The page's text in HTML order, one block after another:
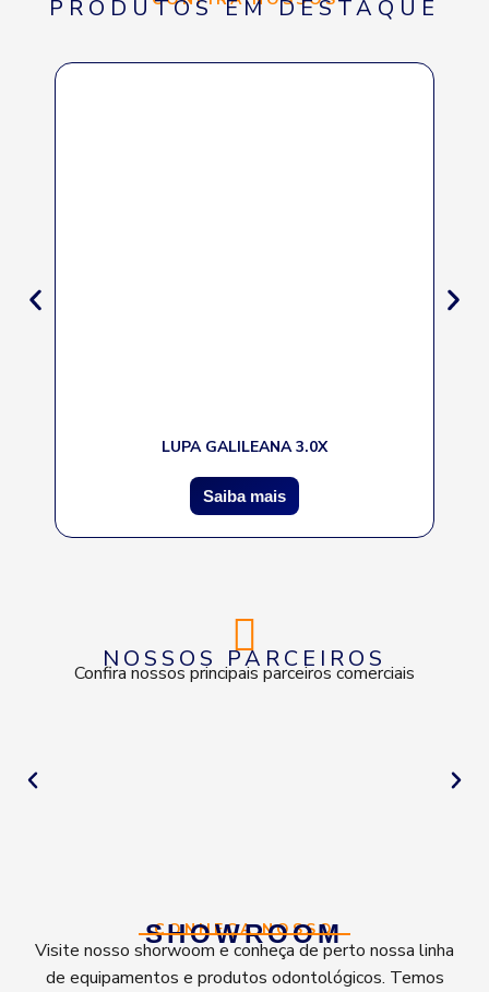
PRODUTOS EM DESTAQUE
LUPA GALILEANA 3.0X
Saiba mais
NOSSOS PARCEIROS
Confira nossos principais parceiros comerciais
CONHEÇA NOSSO
SHOWROOM
Visite nosso shorwoom e conheça de perto nossa linha
de equipamentos e produtos odontológicos. Temos